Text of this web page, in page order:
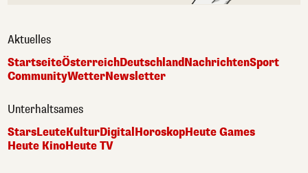
Aktuelles
StartseiteÖsterreichDeutschlandNachrichtenSport
CommunityWetterNewsletter
Unterhaltsames
StarsLeuteKulturDigitalHoroskopHeute Games
Heute KinoHeute TV